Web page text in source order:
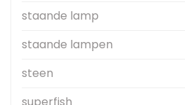
staande lamp
staande lampen
steen
superfish